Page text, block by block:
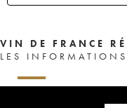
VIN DE FRANCE
LES INFORMATIONS